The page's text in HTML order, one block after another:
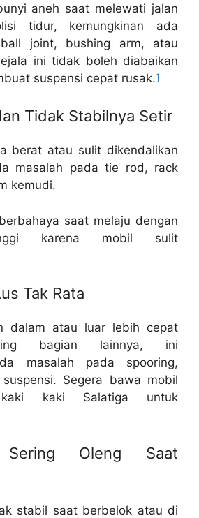
aneh saat melewati jalan
tidur, kemungkinan ada
joint, bushing arm, atau
ini tidak boleh diabaikan
suspensi cepat rusak.1
Tidak Stabilnya Setir
berat atau sulit dikendalikan
masalah pada tie rod, rack
kemudi.
saat melaju dengan
karena mobil sulit
Tak Rata
dalam atau luar lebih cepat
bagian lainnya, ini
masalah pada spooring,
Segera bawa mobil
kaki Salatiga untuk
Oleng Saat
stabil saat berbelok atau di